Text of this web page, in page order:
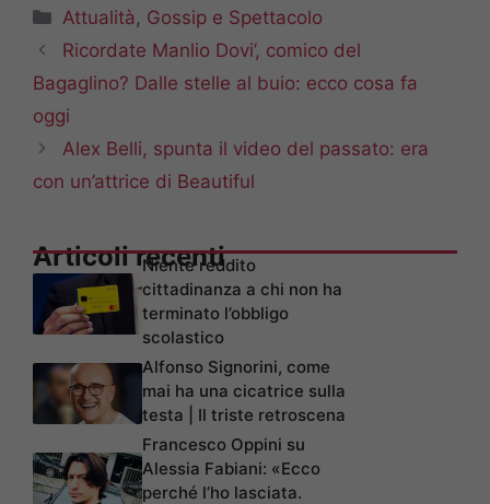
Categorie
Attualità , Gossip e Spettacolo
Ricordate Manlio Dovi’, comico del
Bagaglino? Dalle stelle al buio: ecco cosa fa
oggi
Alex Belli, spunta il video del passato: era
con un’attrice di Beautiful
Articoli recenti
Niente reddito
cittadinanza a chi non ha
terminato l’obbligo
scolastico
Alfonso Signorini, come
mai ha una cicatrice sulla
testa | Il triste retroscena
Francesco Oppini su
Alessia Fabiani: «Ecco
perché l’ho lasciata.